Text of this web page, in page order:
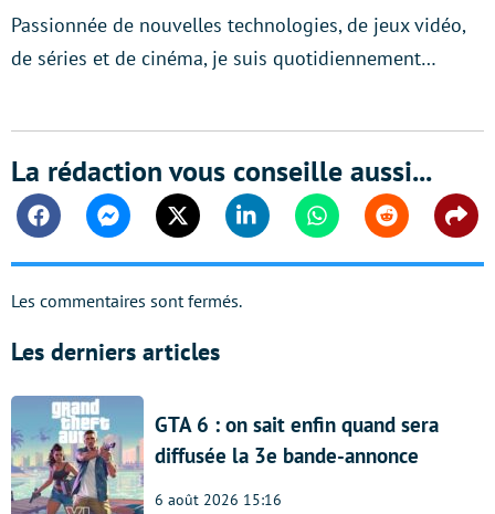
Passionnée de nouvelles technologies, de jeux vidéo,
de séries et de cinéma, je suis quotidiennement…
La rédaction vous conseille aussi...
FacebookMessengerTwitter Linkedin WhatsappReddit
Les commentaires sont fermés.
Les derniers articles
GTA 6 : on sait enfin quand sera
diffusée la 3e bande-annonce
6 août 2026 15:16